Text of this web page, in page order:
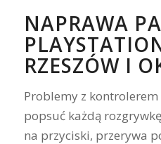
NAPRAWA
RZESZÓW I
Problemy z
popsuć każdą
na przyciski, przerywa